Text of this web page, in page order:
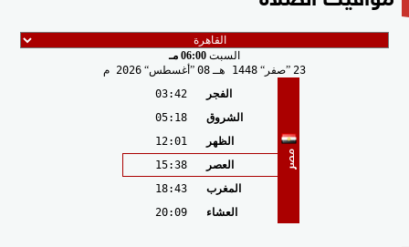
السبت 06:00 مـ
23 صفر 1448 هـ 08 أغسطس 2026 م
مصر
الفجر
03:42
الشروق
05:18
الظهر
12:01
العصر
15:38
المغرب
18:43
العشاء
20:09